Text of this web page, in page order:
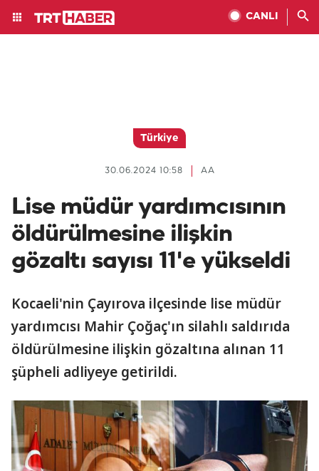
CANLI
Türkiye
AA
30.06.2024 10:58
Lise müdür yardımcısının
öldürülmesine ilişkin
gözaltı sayısı 11'e yükseldi
Kocaeli'nin Çayırova ilçesinde lise müdür
yardımcısı Mahir Çoğaç'ın silahlı saldırıda
öldürülmesine ilişkin gözaltına alınan 11
şüpheli adliyeye getirildi.